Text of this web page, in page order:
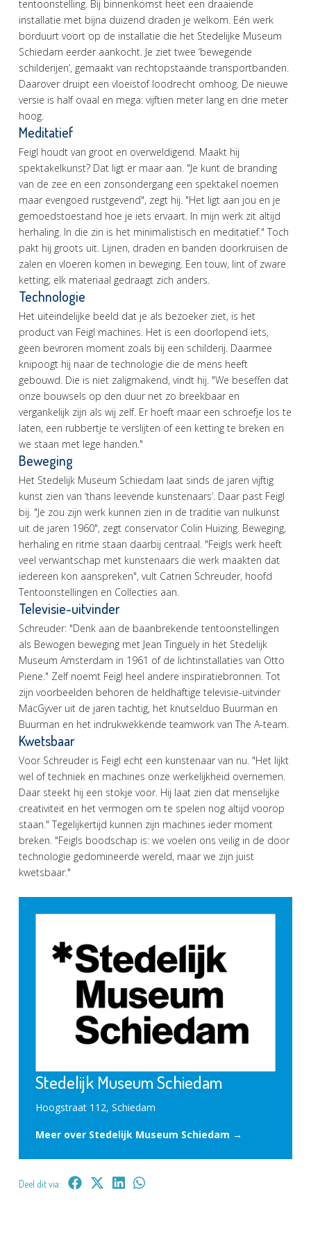
tentoonstelling. Bij binnenkomst heet een draaiende
installatie met bijna duizend draden je welkom. Eén werk
borduurt voort op de installatie die het Stedelijke Museum
Schiedam eerder aankocht. Je ziet twee ‘bewegende
schilderijen’, gemaakt van rechtopstaande transportbanden.
Daarover druipt een vloeistof loodrecht omhoog. De nieuwe
versie is half ovaal en mega: vijftien meter lang en drie meter
hoog.
Meditatief
Feigl houdt van groot en overweldigend. Maakt hij
spektakelkunst? Dat ligt er maar aan. "Je kunt de branding
van de zee en een zonsondergang een spektakel noemen
maar evengoed rustgevend", zegt hij. "Het ligt aan jou en je
gemoedstoestand hoe je iets ervaart. In mijn werk zit altijd
herhaling. In die zin is het minimalistisch en meditatief." Toch
pakt hij groots uit. Lijnen, draden en banden doorkruisen de
zalen en vloeren komen in beweging. Een touw, lint of zware
ketting; elk materiaal gedraagt zich anders.
Technologie
Het uiteindelijke beeld dat je als bezoeker ziet, is het
product van Feigl machines. Het is een doorlopend iets,
geen bevroren moment zoals bij een schilderij. Daarmee
knipoogt hij naar de technologie die de mens heeft
gebouwd. Die is niet zaligmakend, vindt hij. "We beseffen dat
onze bouwsels op den duur net zo breekbaar en
vergankelijk zijn als wij zelf. Er hoeft maar een schroefje los te
laten, een rubbertje te verslijten of een ketting te breken en
we staan met lege handen."
Beweging
Het Stedelijk Museum Schiedam laat sinds de jaren vijftig
kunst zien van ‘thans leevende kunstenaars’. Daar past Feigl
bij. "Je zou zijn werk kunnen zien in de traditie van nulkunst
uit de jaren 1960", zegt conservator Colin Huizing. Beweging,
herhaling en ritme staan daarbij centraal. "Feigls werk heeft
veel verwantschap met kunstenaars die werk maakten dat
iedereen kon aanspreken", vult Catrien Schreuder, hoofd
Tentoonstellingen en Collecties aan.
Televisie-uitvinder
Schreuder: "Denk aan de baanbrekende tentoonstellingen
als Bewogen beweging met Jean Tinguely in het Stedelijk
Museum Amsterdam in 1961 of de lichtinstallaties van Otto
Piene." Zelf noemt Feigl heel andere inspiratiebronnen. Tot
zijn voorbeelden behoren de heldhaftige televisie-uitvinder
MacGyver uit de jaren tachtig, het knutselduo Buurman en
Buurman en het indrukwekkende teamwork van The A-team.
Kwetsbaar
Voor Schreuder is Feigl echt een kunstenaar van nu. "Het lijkt
wel of techniek en machines onze werkelijkheid overnemen.
Daar steekt hij een stokje voor. Hij laat zien dat menselijke
creativiteit en het vermogen om te spelen nog altijd voorop
staan." Tegelijkertijd kunnen zijn machines ieder moment
breken. "Feigls boodschap is: we voelen ons veilig in de door
technologie gedomineerde wereld, maar we zijn juist
kwetsbaar."
Stedelijk Museum Schiedam
Hoogstraat 112, Schiedam
Meer over Stedelijk Museum Schiedam →
Deel dit via: